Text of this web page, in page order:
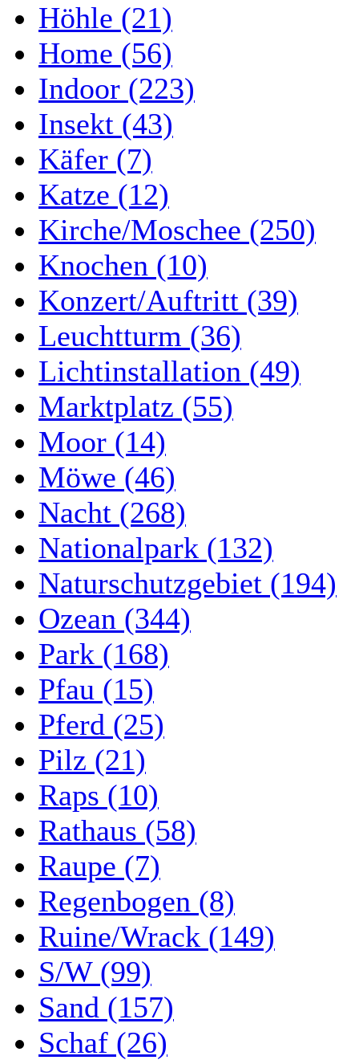
Höhle (21)
Home (56)
Indoor (223)
Insekt (43)
Käfer (7)
Katze (12)
Kirche/Moschee (250)
Knochen (10)
Konzert/Auftritt (39)
Leuchtturm (36)
Lichtinstallation (49)
Marktplatz (55)
Moor (14)
Möwe (46)
Nacht (268)
Nationalpark (132)
Naturschutzgebiet (194)
Ozean (344)
Park (168)
Pfau (15)
Pferd (25)
Pilz (21)
Raps (10)
Rathaus (58)
Raupe (7)
Regenbogen (8)
Ruine/Wrack (149)
S/W (99)
Sand (157)
Schaf (26)